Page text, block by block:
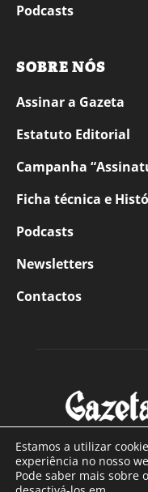
Podcasts
SOBRE NÓS
Assinar a Gazeta
Estatuto Editorial
Campanha
Ficha técnica e
Podcasts
Newsletters
Contactos
Estamos a utilizar
experiência no nosso
Pode saber mais sobre